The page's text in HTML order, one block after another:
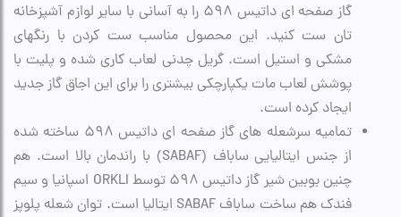
گاز صفحه ای داتیس 598 را به آسانی با سایر لوازم آشپزخانه
تان ست کنید. این محصول مناسب ست کردن با رنگهای
مشکی و استیل است. گریل چدنی لعاب کاری شده و پلیت با
پوشش لعاب مات یکپارچکی بیشتری را برای این اجاق گاز جدید
ایجاد کرده است.
تمامیه سرشعله های گاز صفحه ای داتیس 598 ساخته شده
از جنس ایتالیایی ساباف (SABAF) با راندمان بالا است. هم
چنین بوبین شیر گاز داتیس 598 توسط ORKLI اسپانیا و سیم
فندک هم ساخت ساباف SABAF ایتالیا است. توان شعله پلوپز